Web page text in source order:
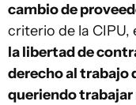
cambio de
criterio de la CIPU,
la libertad de
derecho al trabajo
queriendo trabajar